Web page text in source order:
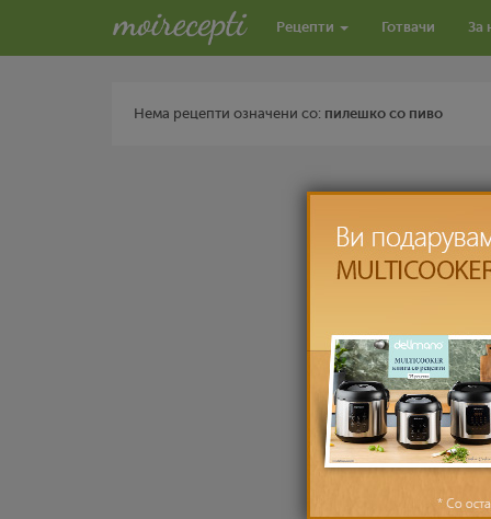
Рецепти Готвачи За
Нема рецепти означени со: пилешко со пиво